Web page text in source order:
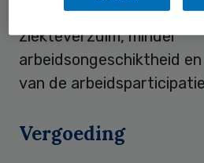
curatieve zorg en
ziekteverzuim, minder
arbeidsongeschiktheid
van de
Vergoeding